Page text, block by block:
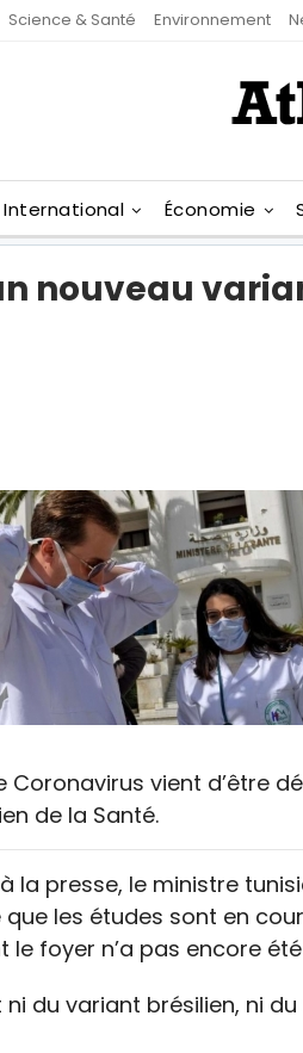
Science & Santé Environnement
International Économie
nouveau
Coronavirus vient d’être
de la Santé.
la presse, le ministre
que les études sont en
le foyer n’a pas encore
ni du variant brésilien, ni